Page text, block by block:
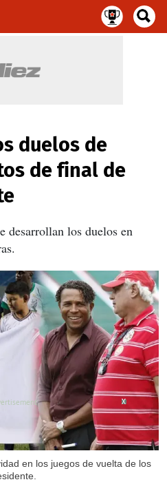
duelos de
de final de
desarrollan los duelos en
en los juegos de vuelta de los
X
X